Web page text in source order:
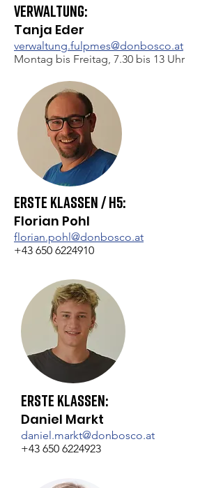
Verwaltung:
Tanja Eder
verwaltung.fulpmes@donbosco.at
Montag bis Freitag, 7.30 bis 13 Uhr
Erste Klassen /H5:
Florian Pohl
florian.pohl@donbosco.at
+43 650 6224910
Erste Klassen:
Daniel Markt
daniel.markt@donbosco.at
+43 650 6224923